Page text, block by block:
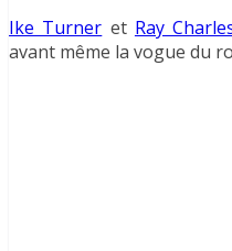
Ike Turner et Ray
avant même la vogue du